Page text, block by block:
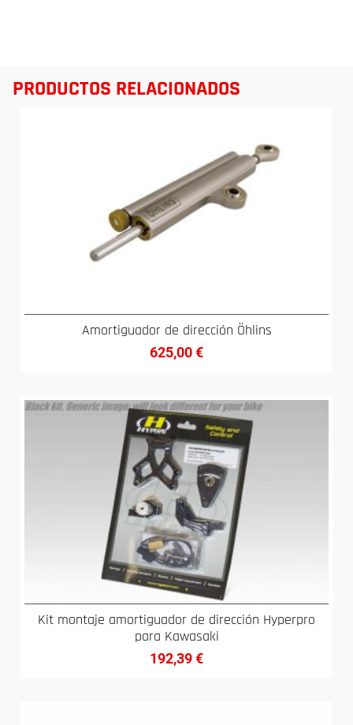
PRODUCTOS RELACIONADOS
Amortiguador de dirección Öhlins
625,00€
Kit montaje amortiguador de dirección Hyperpro
para Kawasaki
192,39€